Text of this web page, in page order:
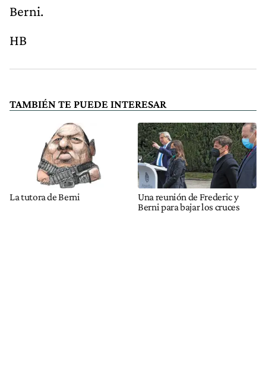
Berni.
HB
TAMBIÉN TE PUEDE INTERESAR
La tutora de Berni
Una reunión de Frederic y
Berni para bajar los cruces